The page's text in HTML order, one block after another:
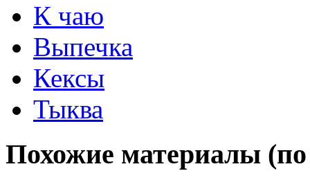
К чаю
Выпечка
Кексы
Тыква
Похожие материалы (по